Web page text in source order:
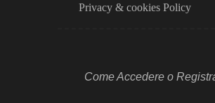
Privacy & cookies Policy​
Come Accedere o